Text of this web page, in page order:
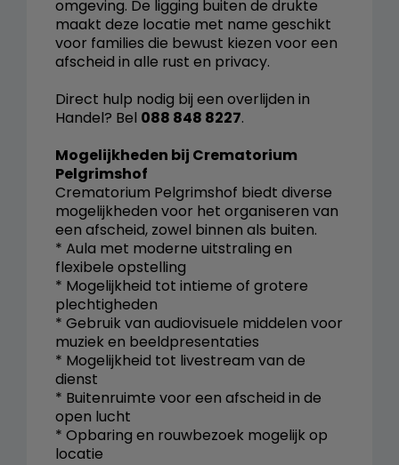
omgeving. De ligging buiten de drukte
maakt deze locatie met name geschikt
voor families die bewust kiezen voor een
afscheid in alle rust en privacy.
Direct hulp nodig bij een overlijden in
Handel? Bel 088 848 8227.
Mogelijkheden bij Crematorium
Pelgrimshof
Crematorium Pelgrimshof biedt diverse
mogelijkheden voor het organiseren van
een afscheid, zowel binnen als buiten.
* Aula met moderne uitstraling en
flexibele opstelling
* Mogelijkheid tot intieme of grotere
plechtigheden
* Gebruik van audiovisuele middelen voor
muziek en beeldpresentaties
* Mogelijkheid tot livestream van de
dienst
* Buitenruimte voor een afscheid in de
open lucht
* Opbaring en rouwbezoek mogelijk op
locatie